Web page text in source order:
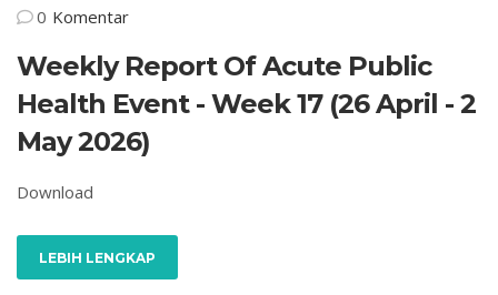
0 Komentar
Weekly Report Of Acute Public
Health Event - Week 17 (26 April - 2
May 2026)
Download
LEBIH LENGKAP